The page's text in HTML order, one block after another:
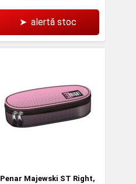
➤ alertă stoc
Penar Majewski ST Right,